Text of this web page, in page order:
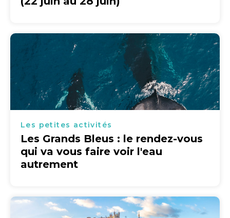
Les petites activités
Les Grands Bleus : le rendez-vous
qui va vous faire voir l'eau
autrement